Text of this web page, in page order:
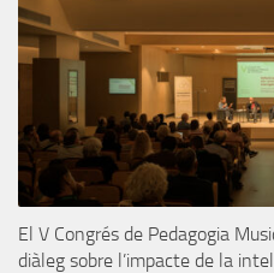
El V Congrés de Pedagogia
diàleg sobre l’impacte de la